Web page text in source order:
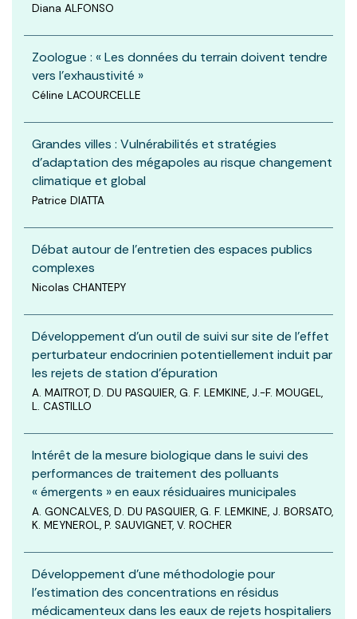
Diana ALFONSO
Zoologue : « Les données du terrain doivent tendre
vers l’exhaustivité »
Céline LACOURCELLE
Grandes villes : Vulnérabilités et stratégies
d’adaptation des mégapoles au risque changement
climatique et global
Patrice DIATTA
Débat autour de l’entretien des espaces publics
complexes
Nicolas CHANTEPY
Développement d’un outil de suivi sur site de l’effet
perturbateur endocrinien potentiellement induit par
les rejets de station d’épuration
A. MAITROT, D. DU PASQUIER, G. F. LEMKINE, J.-F. MOUGEL,
L. CASTILLO
Intérêt de la mesure biologique dans le suivi des
performances de traitement des polluants
« émergents » en eaux résiduaires municipales
A. GONCALVES, D. DU PASQUIER, G. F. LEMKINE, J. BORSATO,
K. MEYNEROL, P. SAUVIGNET, V. ROCHER
Développement d’une méthodologie pour
l’estimation des concentrations en résidus
médicamenteux dans les eaux de rejets hospitaliers